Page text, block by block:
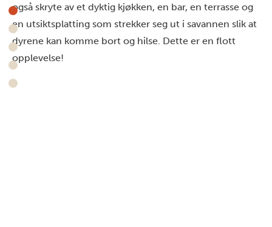
også skryte av et dyktig kjøkken, en bar, en terrasse og
en utsiktsplatting som strekker seg ut i savannen slik at
dyrene kan komme bort og hilse. Dette er en flott
opplevelse!